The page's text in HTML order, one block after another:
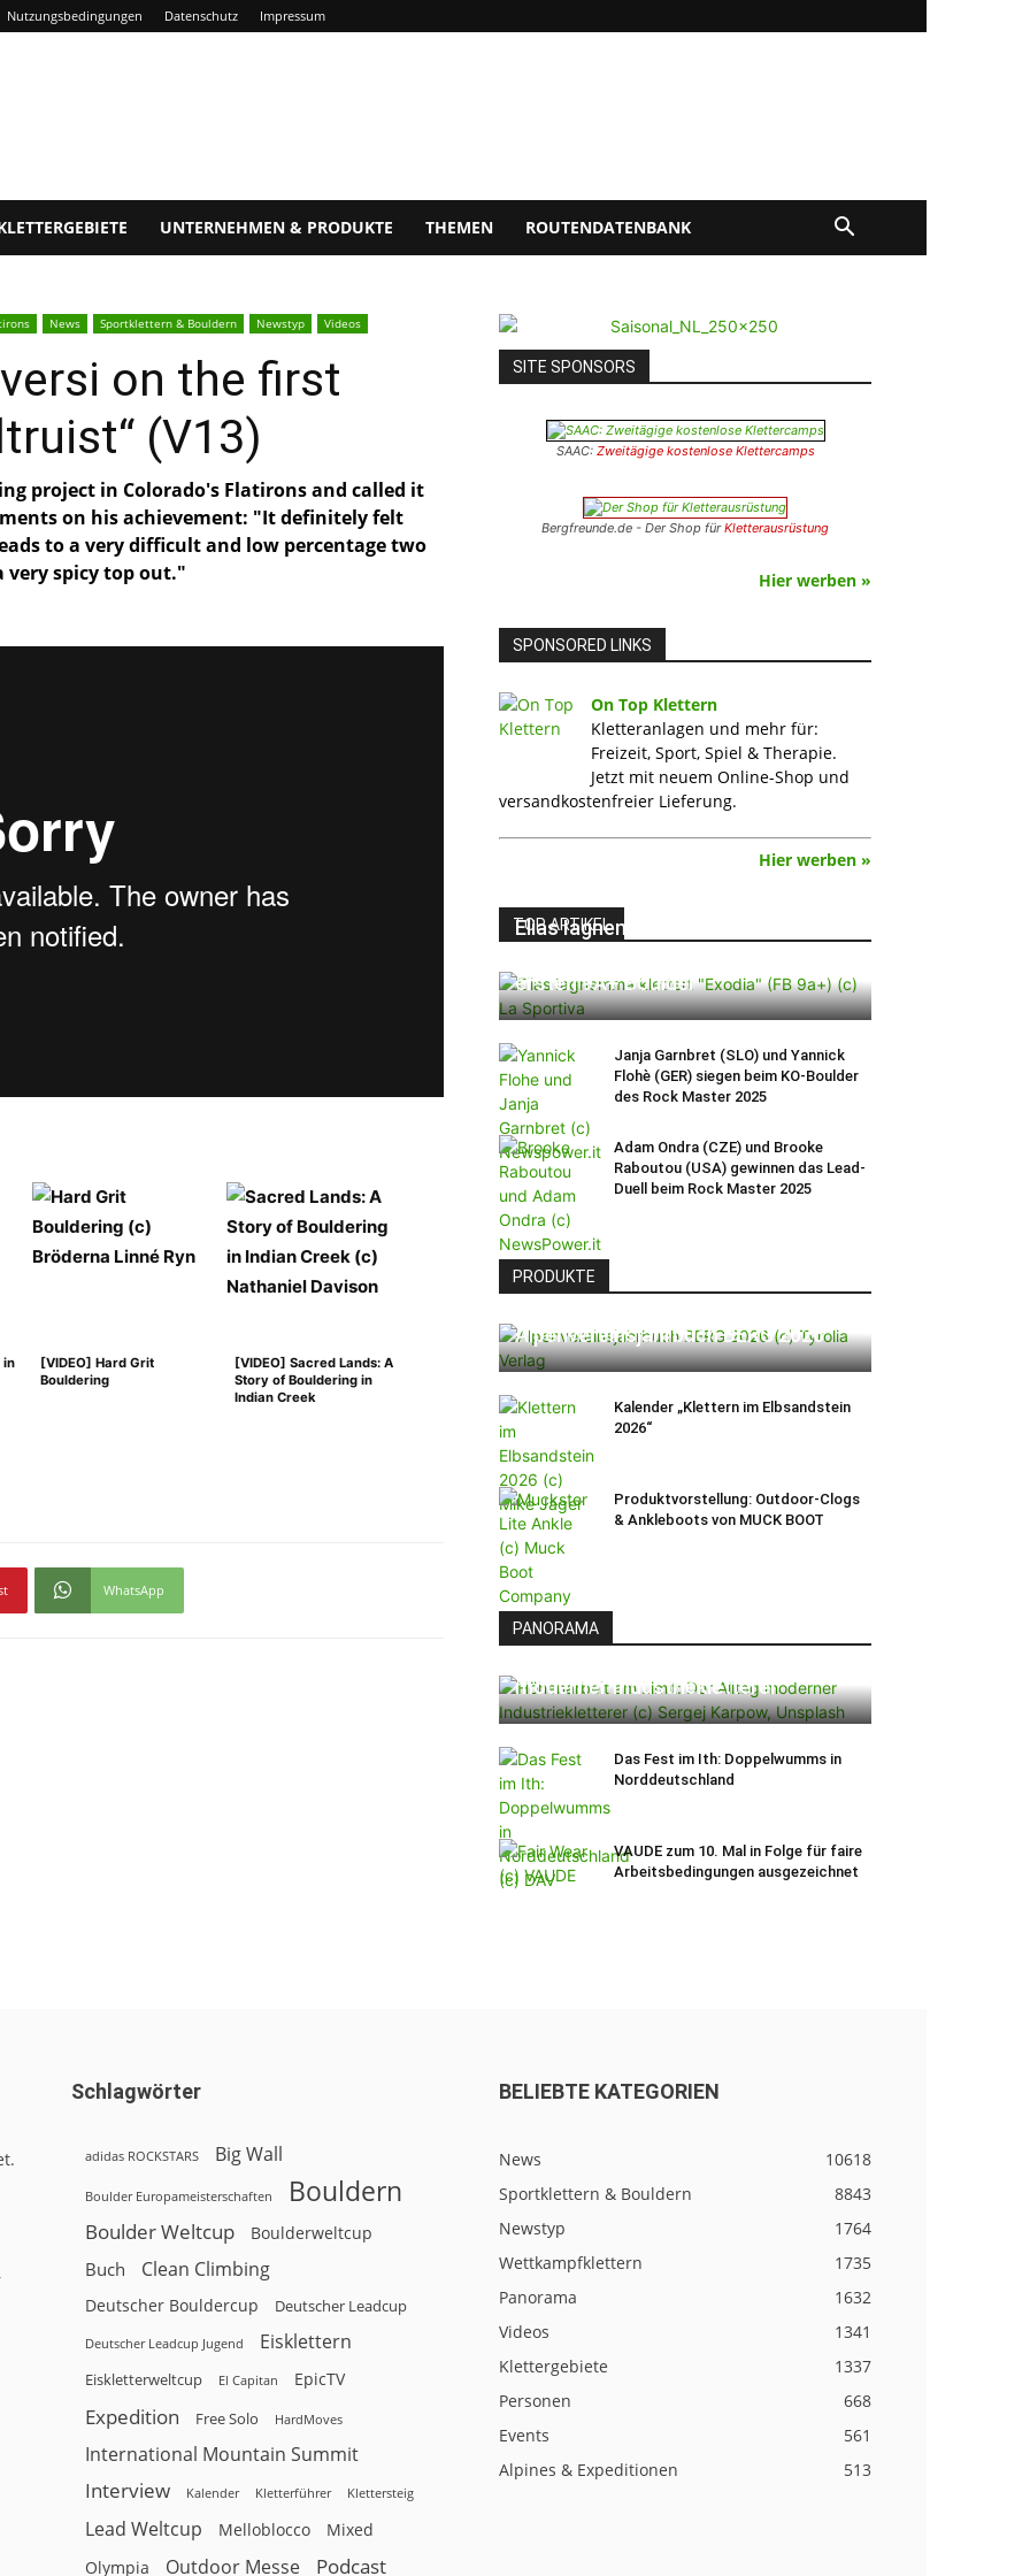
Nutzungsbedingungen Datenschutz Impressum
UNTERNEHMEN & PRODUKTE THEMEN ROUTENDATENBANK
News Sportklettern & Bouldern Newstyp Videos
on the first
(V13)
project in Colorado's Flatirons and called it
on his achievement: "It definitely felt
to a very difficult and low percentage two
very spicy top out."
in
[VIDEO] Hard Grit
Bouldering
[VIDEO] Sacred Lands: A
Story of Bouldering in
Indian Creek
WhatsApp
SITE SPONSORS
SAAC: Zweitägige kostenlose Klettercamps
Bergfreunde.de - Der Shop fürKletterausrüstung
Hier werben »
SPONSORED LINKS
On Top Klettern
Kletteranlagen und mehr für:
Freizeit, Sport, Spiel & Therapie.
Jetzt mit neuem Online-Shop und
versandkostenfreier Lieferung.
Hier werben »
TOP ARTIKEL
Elias Iagnemma klettert „Exodia“:
ersten 9A+ Boulder
Janja Garnbret (SLO) und Yannick
Flohè (GER) siegen beim KO-Boulder
des Rock Master 2025
Adam Ondra (CZE) und Brooke
Raboutou (USA) gewinnen das Lead-
Duell beim Rock Master 2025
PRODUKTE
Alpenvereinsjahrbuch BERG 2026
Kalender „Klettern im Elbsandstein
2026“
Produktvorstellung: Outdoor-Clogs
& Ankleboots von MUCK BOOT
PANORAMA
moderner Industriekletterer
Das Fest im Ith: Doppelwumms in
Norddeutschland
VAUDE zum 10. Mal in Folge für faire
Arbeitsbedingungen ausgezeichnet
Schlagwörter
adidas ROCKSTARS Big Wall
Boulder Europameisterschaften Bouldern
Boulder Weltcup Boulderweltcup
Buch Clean Climbing
Deutscher Bouldercup Deutscher Leadcup
Deutscher Leadcup Jugend Eisklettern
Eiskletterweltcup El Capitan EpicTV
Expedition Free Solo HardMoves
International Mountain Summit
Interview Kalender Kletterführer Klettersteig
Lead Weltcup Melloblocco Mixed
Olympia Outdoor Messe Podcast
BELIEBTE KATEGORIEN
News
10618
Sportklettern & Bouldern
8843
Newstyp
1764
Wettkampfklettern
1735
Panorama
1632
Videos
1341
Klettergebiete
1337
Personen
668
Events
561
Alpines & Expeditionen
513